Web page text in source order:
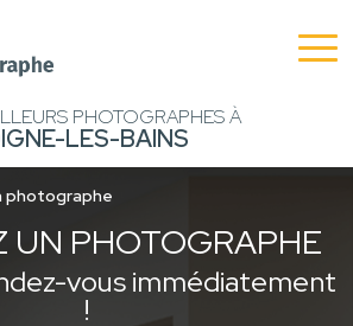
PHOTOGRAPHES À
LES-BAINS
photographe
UN PHOTOGRAPHE
vous immédiatement
!